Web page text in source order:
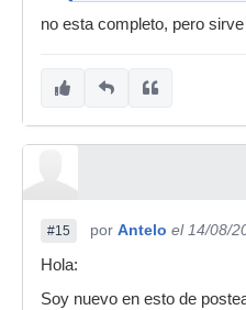
gn&f=false
no esta completo, pero
#15 por Antelo el 14/08/
Hola:
Soy nuevo en esto de